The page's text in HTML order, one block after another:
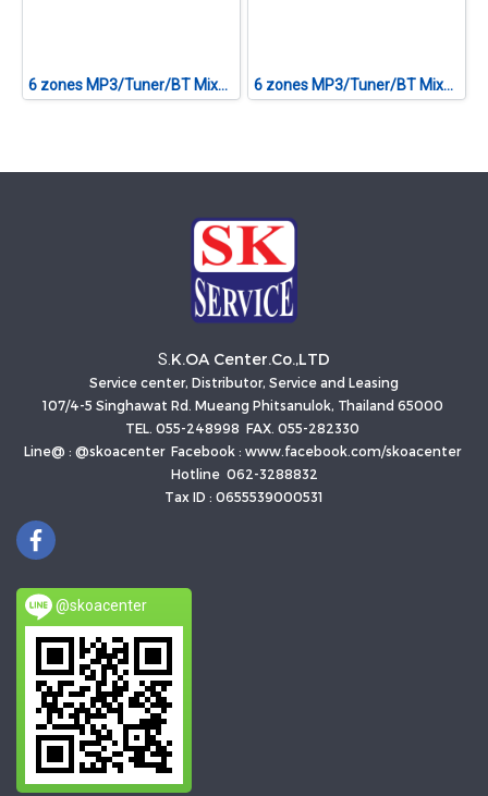
6 zones MP3/Tuner/BT Mixer Amplifier CVTA-480F II 6 zones MP3/Tuner/BT Mixer Amplifier CVTA-360F II
S. K.OA Center.Co.,LTD
Service center, Distributor, Service and Leasing
107/4-5 Singhawat Rd. Mueang Phitsanulok, Thailand 65000
TEL. 055-248998 FAX. 055-282330
Line@ : @skoacenter Facebook : www.facebook.com/skoacenter
Hotline 062-3288832
Tax ID : 0655539000531
@skoacenter